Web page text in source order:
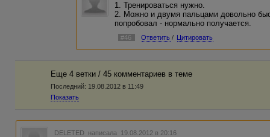
1. Тренироваться нужно.
2. Можно и двумя пальцами довольно
попробовал - нормально получается.
#46 Ответить / Цитировать
Еще 4 ветки / 45 комментариев в темe
Последний: 19.08.2012 в 11:49
Показать
DELETED написала 19.08.2012 в 20:16